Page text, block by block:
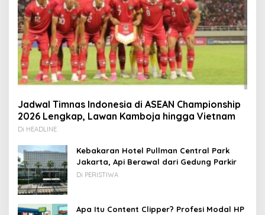
Jadwal Timnas Indonesia di ASEAN Championship
2026 Lengkap, Lawan Kamboja hingga Vietnam
Di HEADLINE
Kebakaran Hotel Pullman Central Park
Jakarta, Api Berawal dari Gedung Parkir
Di PERISTIWA
Apa Itu Content Clipper? Profesi Modal HP